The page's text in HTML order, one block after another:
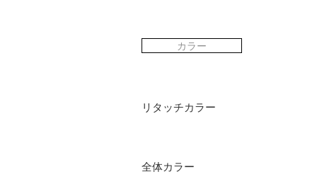
カラー
リタッチカラー
全体カラー